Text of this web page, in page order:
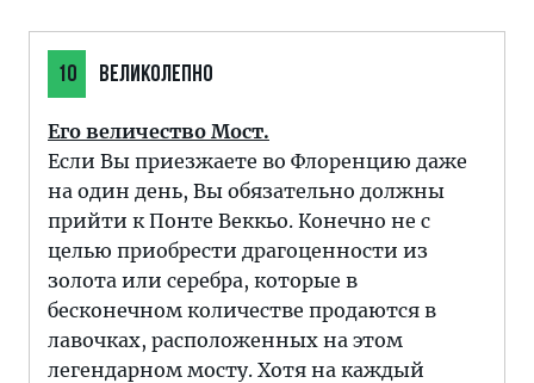
10 ВЕЛИКОЛЕПНО
Его величество Мост.
Если Вы приезжаете во Флоренцию даже
на один день, Вы обязательно должны
прийти к Понте Веккьо. Конечно не с
целью приобрести драгоценности из
золота или серебра, которые в
бесконечном количестве продаются в
лавочках, расположенных на этом
легендарном мосту. Хотя на каждый